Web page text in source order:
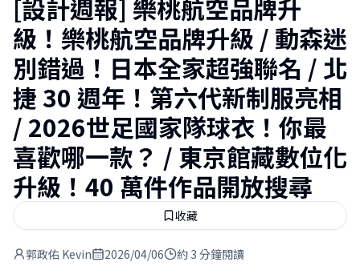
[設計週報] 樂桃航空品牌升
級！樂桃航空品牌升級 / 動森迷
別錯過！日本全家超強聯名 / 北
捷 30 週年！第六代新制服亮相
/ 2026世足國家隊球衣！你最
喜歡哪一款？ / 東京館藏數位化
升級！40 萬件作品開放搜尋
收藏
郭政佑 Kevin 2026/04/06 約 3 分鐘閱讀